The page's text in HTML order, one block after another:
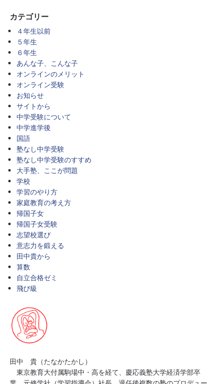
カテゴリー
４年生以前
５年生
６年生
あんな子、こんな子
オンラインのメリット
オンライン受験
お知らせ
サイトから
中学受験について
中学進学後
国語
塾なし中学受験
塾なし中学受験のすすめ
大手塾、ここが問題
学校
学習のやり方
家庭教育の考え方
帰国子女
帰国子女受験
志望校選び
意志力を鍛える
田中貴から
算数
自立合格ゼミ
飛び級
田中 貴（たなかたかし）
東京教育大付属駒場中・高を経て、慶応義塾大学経済学部卒